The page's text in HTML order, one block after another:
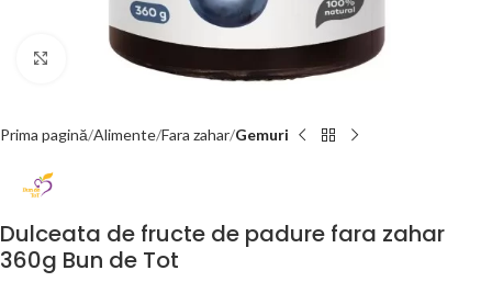
Faceți click pentru a mări
Prima pagină Alimente Fara zahar Gemuri
Dulceata de fructe de padure fara zahar
360g Bun de Tot